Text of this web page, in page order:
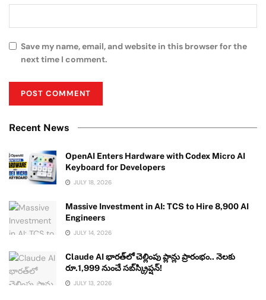
Save my name, email, and website in this browser for the
next time I comment.
Recent News
OpenAI Enters Hardware with Codex Micro AI
Keyboard for Developers
JULY 18, 2026
Massive Investment in AI: TCS to Hire 8,900 AI
Engineers
JULY 14, 2026
Claude AI భారత్‌లో చెల్లింపు ప్లాన్లు ప్రారంభం.. నెలకు
రూ.1,999 నుంచే సబ్‌స్క్రిప్షన్!
JULY 13, 2026